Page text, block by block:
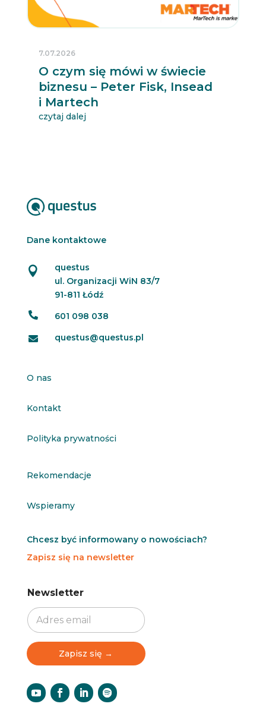
O czym się mówi w świecie
biznesu – Peter Fisk, Insead
i Martech
7.07.2026
czytaj dalej
Dane kontaktowe

questus
ul. Organizacji WiN 83/7
91-811 Łódź
 601 098 038
 questus@questus.pl
O nas
Kontakt
Polityka prywatności
Rekomendacje
Wspieramy
Chcesz być informowany o nowościach?
Zapisz się na newsletter
e
w
s
l
e
t
t
r
N
e
w
s
l
e
t
t
r
Newsletter
Zapisz się →